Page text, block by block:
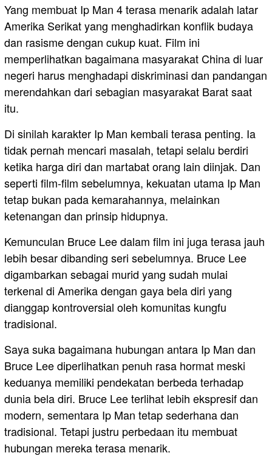
Yang membuat Ip Man 4 terasa menarik adalah latar
Amerika Serikat yang menghadirkan konflik budaya
dan rasisme dengan cukup kuat. Film ini
memperlihatkan bagaimana masyarakat China di luar
negeri harus menghadapi diskriminasi dan pandangan
merendahkan dari sebagian masyarakat Barat saat
itu.
Di sinilah karakter Ip Man kembali terasa penting. Ia
tidak pernah mencari masalah, tetapi selalu berdiri
ketika harga diri dan martabat orang lain diinjak. Dan
seperti film-film sebelumnya, kekuatan utama Ip Man
tetap bukan pada kemarahannya, melainkan
ketenangan dan prinsip hidupnya.
Kemunculan Bruce Lee dalam film ini juga terasa jauh
lebih besar dibanding seri sebelumnya. Bruce Lee
digambarkan sebagai murid yang sudah mulai
terkenal di Amerika dengan gaya bela diri yang
dianggap kontroversial oleh komunitas kungfu
tradisional.
Saya suka bagaimana hubungan antara Ip Man dan
Bruce Lee diperlihatkan penuh rasa hormat meski
keduanya memiliki pendekatan berbeda terhadap
dunia bela diri. Bruce Lee terlihat lebih ekspresif dan
modern, sementara Ip Man tetap sederhana dan
tradisional. Tetapi justru perbedaan itu membuat
hubungan mereka terasa menarik.